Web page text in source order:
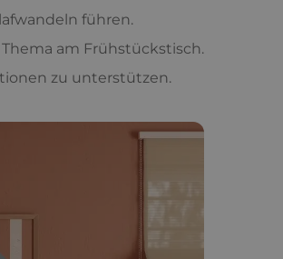
führen.
am Frühstückstisch.
zu unterstützen.